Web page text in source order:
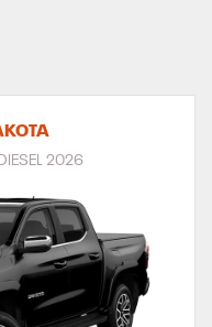
2026